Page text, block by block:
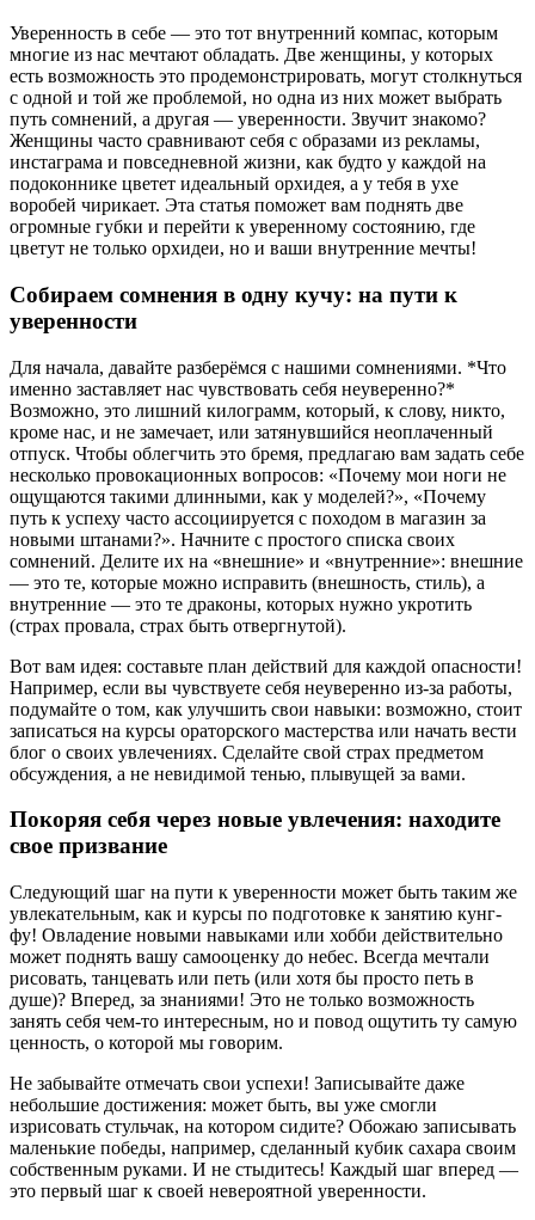
Уверенность в себе — это тот внутренний компас, которым
многие из нас мечтают обладать. Две женщины, у которых
есть возможность это продемонстрировать, могут столкнуться
с одной и той же проблемой, но одна из них может выбрать
путь сомнений, а другая — уверенности. Звучит знакомо?
Женщины часто сравнивают себя с образами из рекламы,
инстаграма и повседневной жизни, как будто у каждой на
подоконнике цветет идеальный орхидея, а у тебя в ухе
воробей чирикает. Эта статья поможет вам поднять две
огромные губки и перейти к уверенному состоянию, где
цветут не только орхидеи, но и ваши внутренние мечты!
Собираем сомнения в одну кучу: на пути к
уверенности
Для начала, давайте разберёмся с нашими сомнениями. *Что
именно заставляет нас чувствовать себя неуверенно?*
Возможно, это лишний килограмм, который, к слову, никто,
кроме нас, и не замечает, или затянувшийся неоплаченный
отпуск. Чтобы облегчить это бремя, предлагаю вам задать себе
несколько провокационных вопросов: «Почему мои ноги не
ощущаются такими длинными, как у моделей?», «Почему
путь к успеху часто ассоциируется с походом в магазин за
новыми штанами?». Начните с простого списка своих
сомнений. Делите их на «внешние» и «внутренние»: внешние
— это те, которые можно исправить (внешность, стиль), а
внутренние — это те драконы, которых нужно укротить
(страх провала, страх быть отвергнутой).
Вот вам идея: составьте план действий для каждой опасности!
Например, если вы чувствуете себя неуверенно из-за работы,
подумайте о том, как улучшить свои навыки: возможно, стоит
записаться на курсы ораторского мастерства или начать вести
блог о своих увлечениях. Сделайте свой страх предметом
обсуждения, а не невидимой тенью, плывущей за вами.
Покоряя себя через новые увлечения: находите
свое призвание
Следующий шаг на пути к уверенности может быть таким же
увлекательным, как и курсы по подготовке к занятию кунг-
фу! Овладение новыми навыками или хобби действительно
может поднять вашу самооценку до небес. Всегда мечтали
рисовать, танцевать или петь (или хотя бы просто петь в
душе)? Вперед, за знаниями! Это не только возможность
занять себя чем-то интересным, но и повод ощутить ту самую
ценность, о которой мы говорим.
Не забывайте отмечать свои успехи! Записывайте даже
небольшие достижения: может быть, вы уже смогли
изрисовать стульчак, на котором сидите? Обожаю записывать
маленькие победы, например, сделанный кубик сахара своим
собственным руками. И не стыдитесь! Каждый шаг вперед —
это первый шаг к своей невероятной уверенности.